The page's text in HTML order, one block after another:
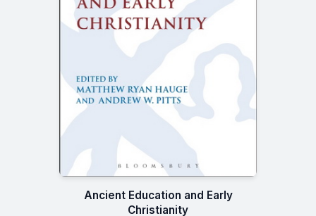
Ancient Education and Early
Christianity